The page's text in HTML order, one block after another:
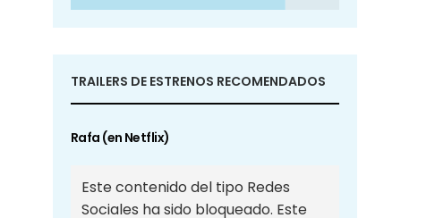
TRAILERS DE ESTRENOS RECOMENDADOS
Rafa (en Netflix)
Este contenido del tipo Redes
Sociales ha sido bloqueado. Este